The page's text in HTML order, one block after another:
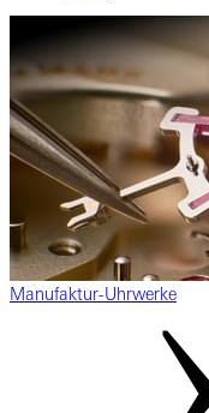
Manufaktur-Uhrwerke